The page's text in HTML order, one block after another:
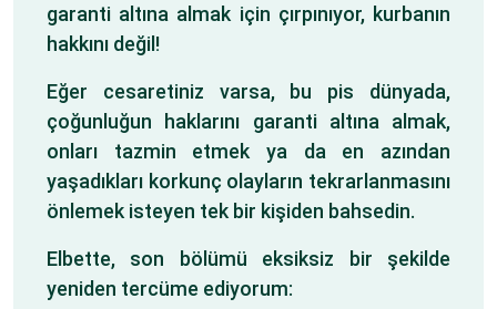
garanti altına almak için çırpınıyor, kurbanın
hakkını değil!
Eğer cesaretiniz varsa, bu pis dünyada,
çoğunluğun haklarını garanti altına almak,
onları tazmin etmek ya da en azından
yaşadıkları korkunç olayların tekrarlanmasını
önlemek isteyen tek bir kişiden bahsedin.
Elbette, son bölümü eksiksiz bir şekilde
yeniden tercüme ediyorum: